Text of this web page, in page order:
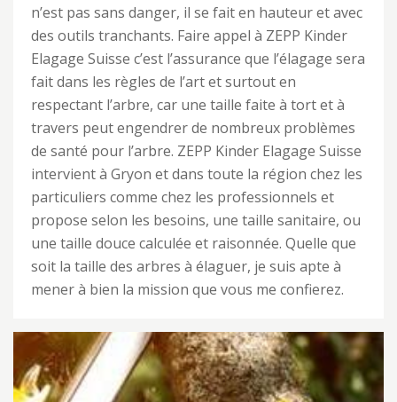
n’est pas sans danger, il se fait en hauteur et avec
des outils tranchants. Faire appel à ZEPP Kinder
Elagage Suisse c’est l’assurance que l’élagage sera
fait dans les règles de l’art et surtout en
respectant l’arbre, car une taille faite à tort et à
travers peut engendrer de nombreux problèmes
de santé pour l’arbre. ZEPP Kinder Elagage Suisse
intervient à Gryon et dans toute la région chez les
particuliers comme chez les professionnels et
propose selon les besoins, une taille sanitaire, ou
une taille douce calculée et raisonnée. Quelle que
soit la taille des arbres à élaguer, je suis apte à
mener à bien la mission que vous me confierez.